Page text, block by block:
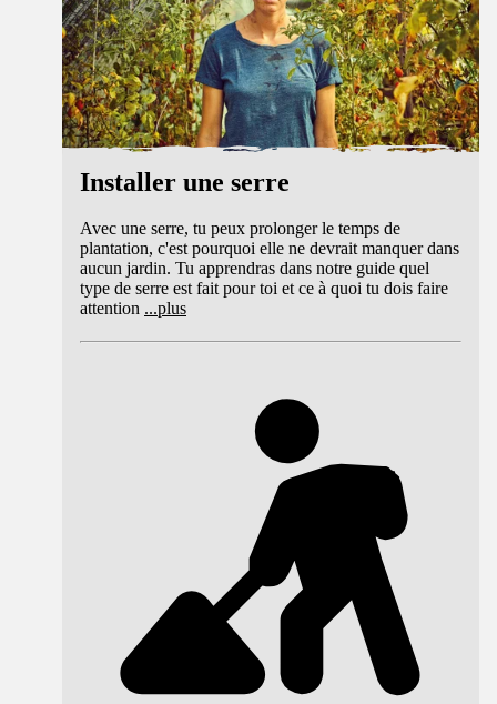
Installer une serre
Avec une serre, tu peux prolonger le temps de
plantation, c'est pourquoi elle ne devrait manquer dans
aucun jardin. Tu apprendras dans notre guide quel
type de serre est fait pour toi et ce à quoi tu dois faire
attention ...plus